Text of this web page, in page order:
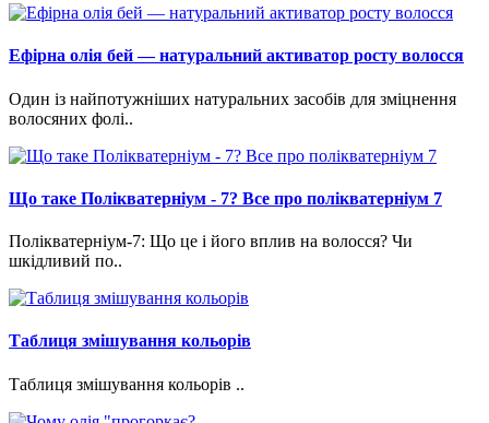
Ефірна олія бей — натуральний активатор росту волосся
Один із найпотужніших натуральних засобів для зміцнення
волосяних фолі..
Що таке Полікватерніум - 7? Все про полікватерніум 7
Полікватерніум-7: Що це і його вплив на волосся? Чи
шкідливий по..
Таблиця змішування кольорів
Таблиця змішування кольорів ..